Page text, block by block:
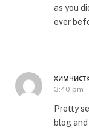
as you
ever
3:40 pm
Pretty
blog